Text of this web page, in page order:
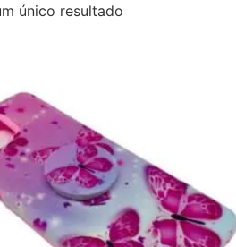
único resultado